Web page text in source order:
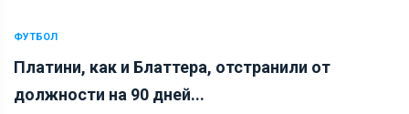
ФУТБОЛ
Платини, как и Блаттера, отстранили от
должности на 90 дней...